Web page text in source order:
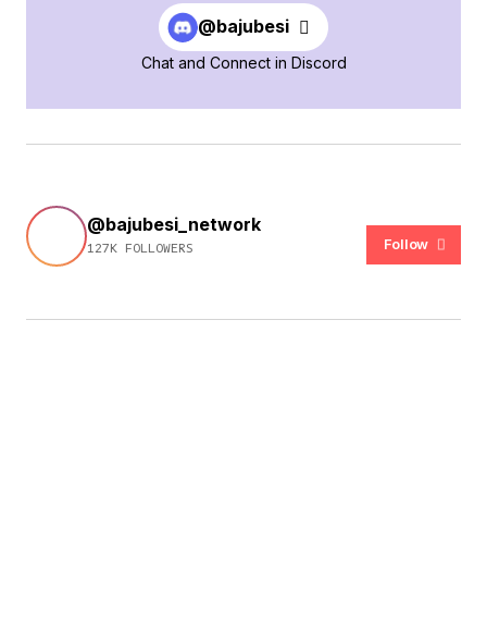
@bajubesi
Chat and Connect in Discord
@bajubesi_network
127K FOLLOWERS Follow